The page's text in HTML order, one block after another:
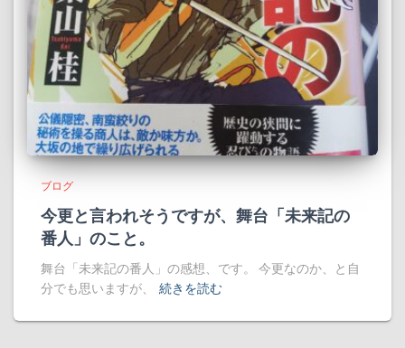
ブログ
今更と言われそうですが、舞台「未来記の
番人」のこと。
舞台「未来記の番人」の感想、です。 今更なのか、と自
分でも思いますが、
続きを読む